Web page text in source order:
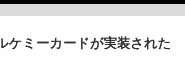
ケミーカードが実装された